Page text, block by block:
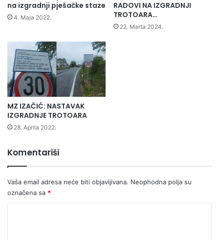
na izgradnji pješačke staze
4. Maja 2022.
RADOVI NA IZGRADNJI
TROTOARA…
22. Marta 2024.
MZ IZAČIĆ: NASTAVAK
IZGRADNJE TROTOARA
28. Aprila 2022.
Komentariši
Vaša email adresa neće biti objavljivana. Neophodna polja su
označena sa *